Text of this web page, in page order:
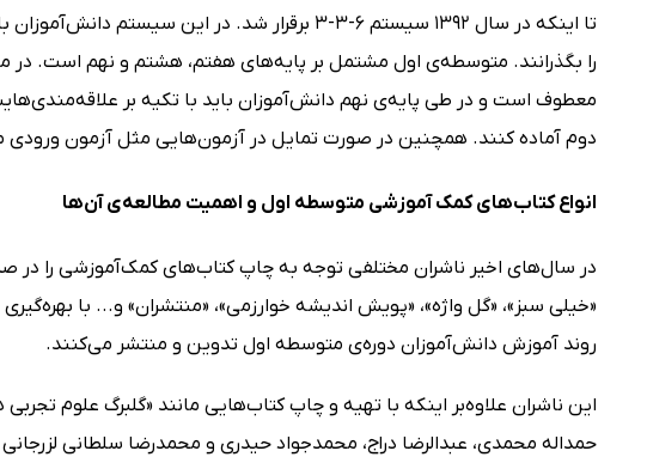
تا اینکه در سال 1392 سیستم 6-3-3 برقرار شد. در
را بگذرانند. متوسطه‌ی اول مشتمل بر پایه‌های هفتم، هشتم و نهم است.
معطوف است و در طی پایه‌ی نهم دانش‌آموزان باید با تکیه بر
دوم آماده کنند. همچنین در صورت تمایل در آزمون‌هایی مثل آزمون
انواع کتاب‌های کمک آموزشی متوسطه اول و اهمیت مطالعه‌ی آن‌ها
در سال‌های اخیر ناشران مختلفی توجه به چاپ کتاب‌های کمک‌آموزشی را در
«خیلی سبز»، «گل واژه»، «پویش اندیشه خوارزمی»، «منتشران» و... با
روند آموزش دانش‌آموزان دوره‌ی متوسطه اول تدوین و منتشر می‌کنند.
این ناشران علاوه‌بر اینکه با تهیه و چاپ کتاب‌هایی مانند «گلبرگ علوم
حمداله محمدی، عبدالرضا دراج، محمدجواد حیدری و محمدرضا سلطانی